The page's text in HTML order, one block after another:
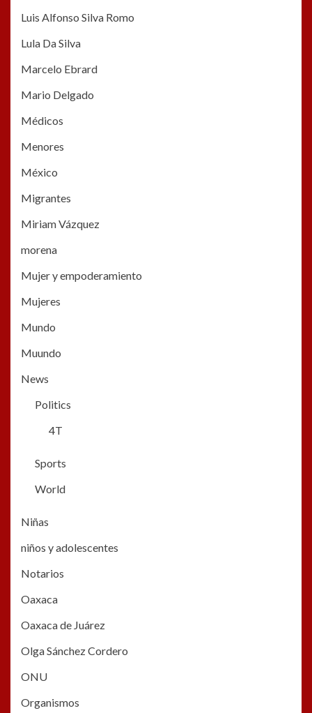
Luis Alfonso Silva Romo
Lula Da Silva
Marcelo Ebrard
Mario Delgado
Médicos
Menores
México
Migrantes
Miriam Vázquez
morena
Mujer y empoderamiento
Mujeres
Mundo
Muundo
News
Politics
4T
Sports
World
Niñas
niños y adolescentes
Notarios
Oaxaca
Oaxaca de Juárez
Olga Sánchez Cordero
ONU
Organismos